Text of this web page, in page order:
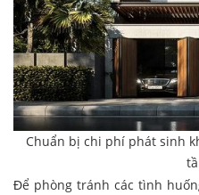
Chuẩn bị chi phí phát sinh
Để phòng tránh các tình